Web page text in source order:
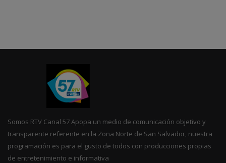
Somos RTV Canal 57 Apopa un medio de comunicación objetivo y
transparente referente en la Zona Norte de San Salvador, nuestra
programación es para el gusto de todos con producciones propias
de entretenimiento e informativa